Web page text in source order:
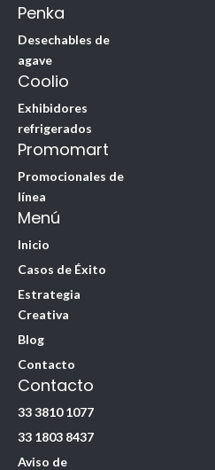
Penka
Desechables de
agave
Coolio
Exhibidores
refrigerados
Promomart
Promocionales de
línea
Menú
Inicio
Casos de Éxito
Estrategia
Creativa
Blog
Contacto
Contacto
33 3810 1077
33 1803 8437
Aviso de